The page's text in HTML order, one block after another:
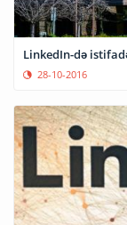
LinkedIn-də
28-10-2016